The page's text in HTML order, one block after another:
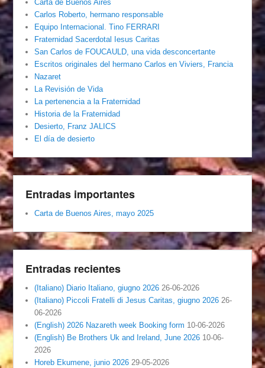
Carta de Buenos Aires
Carlos Roberto, hermano responsable
Equipo Internacional. Tino FERRARI
Fraternidad Sacerdotal Iesus Caritas
San Carlos de FOUCAULD, una vida desconcertante
Escritos originales del hermano Carlos en Viviers, Francia
Nazaret
La Revisión de Vida
La pertenencia a la Fraternidad
Historia de la Fraternidad
Desierto, Franz JALICS
El día de desierto
Entradas importantes
Carta de Buenos Aires, mayo 2025
Entradas recientes
(Italiano) Diario Italiano, giugno 2026 26-06-2026
(Italiano) Piccoli Fratelli di Jesus Caritas, giugno 2026 26-
06-2026
(English) 2026 Nazareth week Booking form 10-06-2026
(English) Be Brothers Uk and Ireland, June 2026 10-06-
2026
Horeb Ekumene, junio 2026 29-05-2026